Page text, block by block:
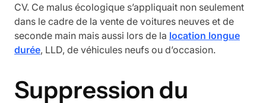
CV. Ce malus écologique s’appliquait non seulement
dans le cadre de la vente de voitures neuves et de
seconde main mais aussi lors de la location longue
durée, LLD, de véhicules neufs ou d’occasion.
Suppression du